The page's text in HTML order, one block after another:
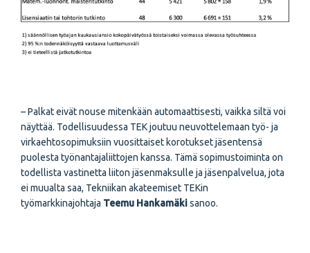
– Palkat eivät nouse mitenkään automaattisesti, vaikka siltä voi
näyttää. Todellisuudessa TEK joutuu neuvottelemaan työ- ja
virkaehtosopimuksiin vuosittaiset korotukset jäsentensä
puolesta työnantajaliittojen kanssa. Tämä sopimustoiminta on
todellista vastinetta liiton jäsenmaksulle ja jäsenpalvelua, jota
ei muualta saa, Tekniikan akateemiset TEKin
työmarkkinajohtaja Teemu Hankamäkisanoo.